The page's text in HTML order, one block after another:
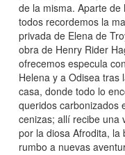
de la misma. Aparte
todos recordemos la
privada de Elena de
obra de Henry Rider
ofrecemos especula
Helena y a Odisea tras
casa, donde todo lo
queridos carbonizados
cenizas; allí recibe una
por la diosa Afrodita,
rumbo a nuevas